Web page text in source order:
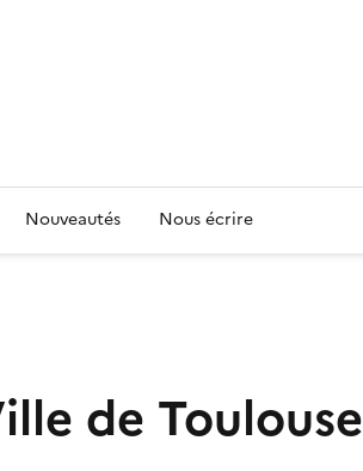
Nouveautés Nous écrire
de Toulouse